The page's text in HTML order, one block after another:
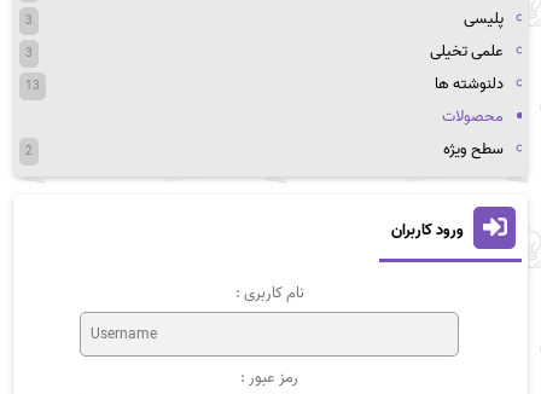
پلیسی 3
علمی تخیلی 3
دلنوشته ها 13
محصولات
سطح ویژه
2
ورود کاربران
نام کاربری :
رمز عبور :